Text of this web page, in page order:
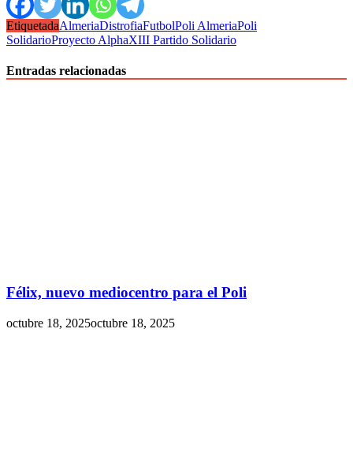
EtiquetadaAlmeriaDistrofiaFutbolPoli AlmeriaPoli
SolidarioProyecto AlphaXIII Partido Solidario
Entradas relacionadas
Félix, nuevo mediocentro para el Poli
octubre 18, 2025octubre 18, 2025